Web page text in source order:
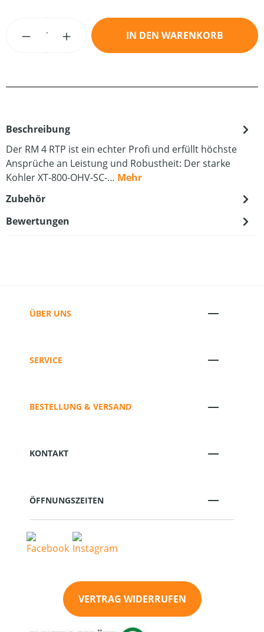
Produkt Anzahl: Gib den gewünschten
IN DEN WARENKORB
Beschreibung
Der RM 4 RTP ist ein echter Profi und erfüllt höchste
Ansprüche an Leistung und Robustheit: Der starke
Kohler XT-800-OHV-SC-… Mehr
Zubehör
Bewertungen
ÜBER UNS
SERVICE
BESTELLUNG & VERSAND
KONTAKT
ÖFFNUNGSZEITEN
VERTRAG WIDERRUFEN